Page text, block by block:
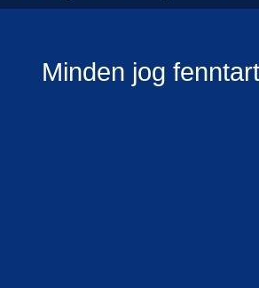
Minden jog